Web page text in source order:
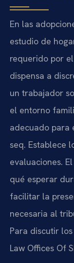
En las
estudio de
requerido por
dispensa a
un trabajador
el entorno
adecuado para
seq. Establece
evaluaciones.
qué esperar
facilitar la
necesaria al
Para discutir
Law Offices Of